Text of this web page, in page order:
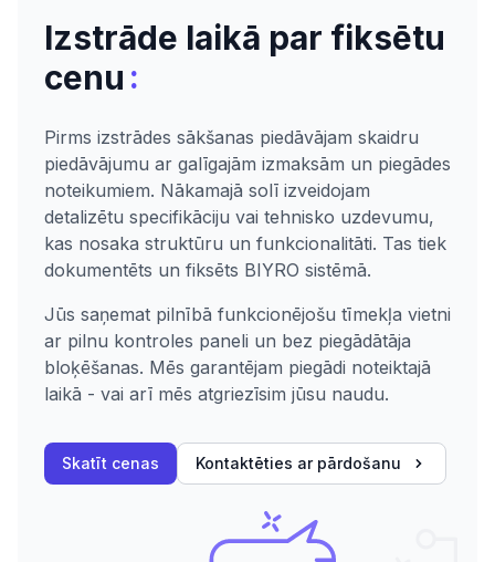
Izstrāde laikā par fiksētu
cenu :
Pirms izstrādes sākšanas piedāvājam skaidru
piedāvājumu ar galīgajām izmaksām un piegādes
noteikumiem. Nākamajā solī izveidojam
detalizētu specifikāciju vai tehnisko uzdevumu,
kas nosaka struktūru un funkcionalitāti. Tas tiek
dokumentēts un fiksēts BIYRO sistēmā.
Jūs saņemat pilnībā funkcionējošu tīmekļa vietni
ar pilnu kontroles paneli un bez piegādātāja
bloķēšanas. Mēs garantējam piegādi noteiktajā
laikā - vai arī mēs atgriezīsim jūsu naudu.
Skatīt cenas Kontaktēties ar pārdošanu